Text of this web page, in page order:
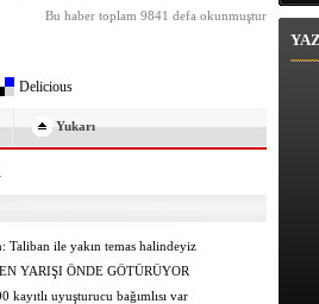
Bu haber toplam 9841 defa okunmuştur
Delicious
Yukarı
Taliban ile yakın temas halindeyiz
YARIŞI ÖNDE GÖTÜRÜYOR
kayıtlı uyuşturucu bağımlısı var